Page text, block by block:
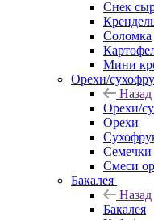
Снек
Соломка
Мини
Орехи/
Назад
Орехи/
Орехи
Семечки
Смеси
Бакалея
Назад
Бакалея